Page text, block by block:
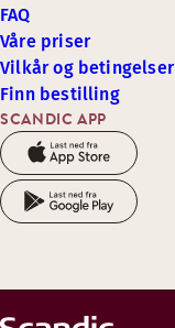
SCANDIC APP
FAQ
Våre priser
Vilkår og betingelser
Finn bestilling